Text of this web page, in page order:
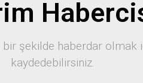
bir şekilde haberdar olmak
kaydedebilirsiniz.